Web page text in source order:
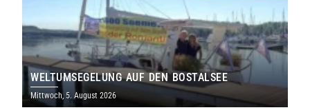
WELTUMSEGELUNG AUF DEN BOSTALSEE
Mittwoch, 5. August 2026